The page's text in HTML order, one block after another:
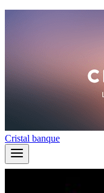
Cristal banque